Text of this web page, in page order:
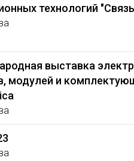
технологий
выставка
модулей и